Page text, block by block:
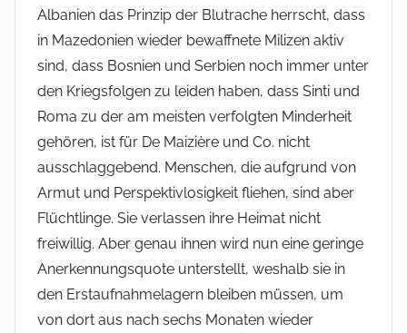
Albanien das Prinzip der Blutrache herrscht, dass
in Mazedonien wieder bewaffnete Milizen aktiv
sind, dass Bosnien und Serbien noch immer unter
den Kriegsfolgen zu leiden haben, dass Sinti und
Roma zu der am meisten verfolgten Minderheit
gehören, ist für De Maizière und Co. nicht
ausschlaggebend. Menschen, die aufgrund von
Armut und Perspektivlosigkeit fliehen, sind aber
Flüchtlinge. Sie verlassen ihre Heimat nicht
freiwillig. Aber genau ihnen wird nun eine geringe
Anerkennungsquote unterstellt, weshalb sie in
den Erstaufnahmelagern bleiben müssen, um
von dort aus nach sechs Monaten wieder